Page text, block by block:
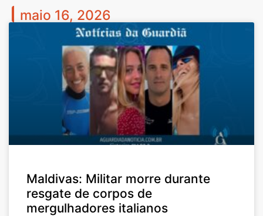
maio 16, 2026
Maldivas: Militar morre durante
resgate de corpos de
mergulhadores italianos